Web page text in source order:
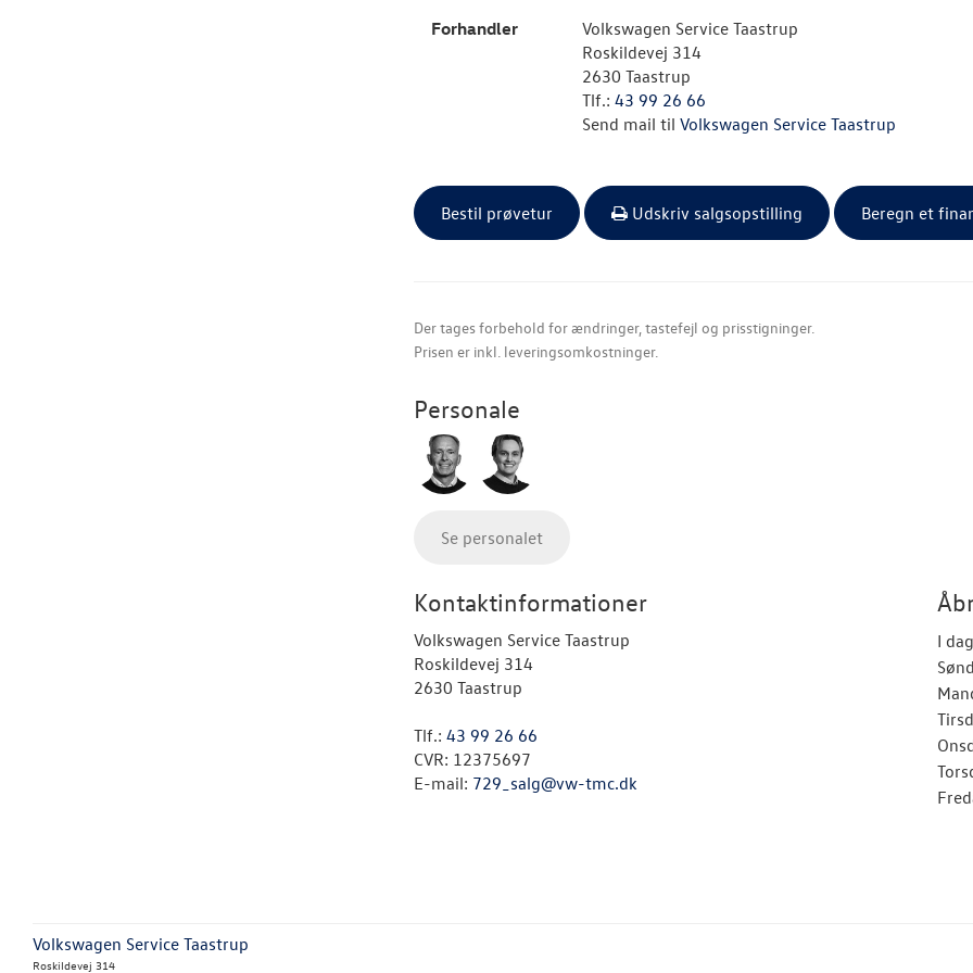
Forhandler
Volkswagen Service Taastrup
Roskildevej 314
2630 Taastrup
Tlf.: 43 99 26 66
Send mail til Volkswagen Service Taastrup
Bestil prøvetur Udskriv salgsopstilling Beregn et
Der tages forbehold for ændringer, tastefejl og prisstigninger.
Prisen er inkl. leveringsomkostninger.
Personale
Se personalet
Kontaktinformationer
Volkswagen Service Taastrup
Roskildevej 314
2630 Taastrup
Tlf.: 43 99 26 66
CVR: 12375697
E-mail: 729_salg@vw-tmc.dk
I dag
Volkswagen Service Taastrup
Roskildevej 314